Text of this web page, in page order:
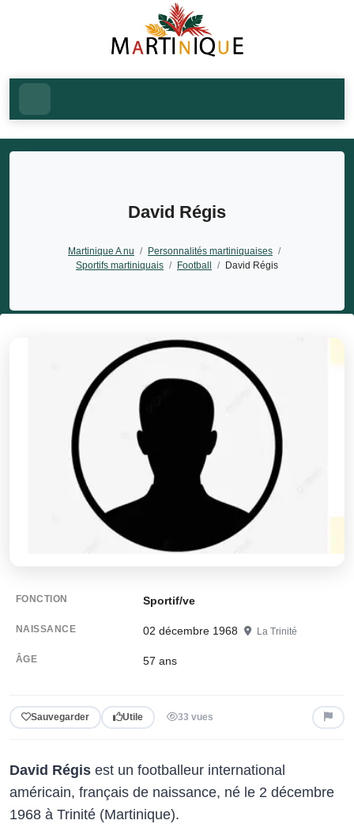
David Régis
Martinique A nu / Personnalités martiniquaises /
Sportifs martiniquais / Football / David Régis
FONCTION Sportif/ve
NAISSANCE 02 décembre 1968 La Trinité
ÂGE 57 ans
Sauvegarder Utile 33 vues
David Régis est un footballeur international
américain, français de naissance, né le 2 décembre
1968 à Trinité (Martinique).